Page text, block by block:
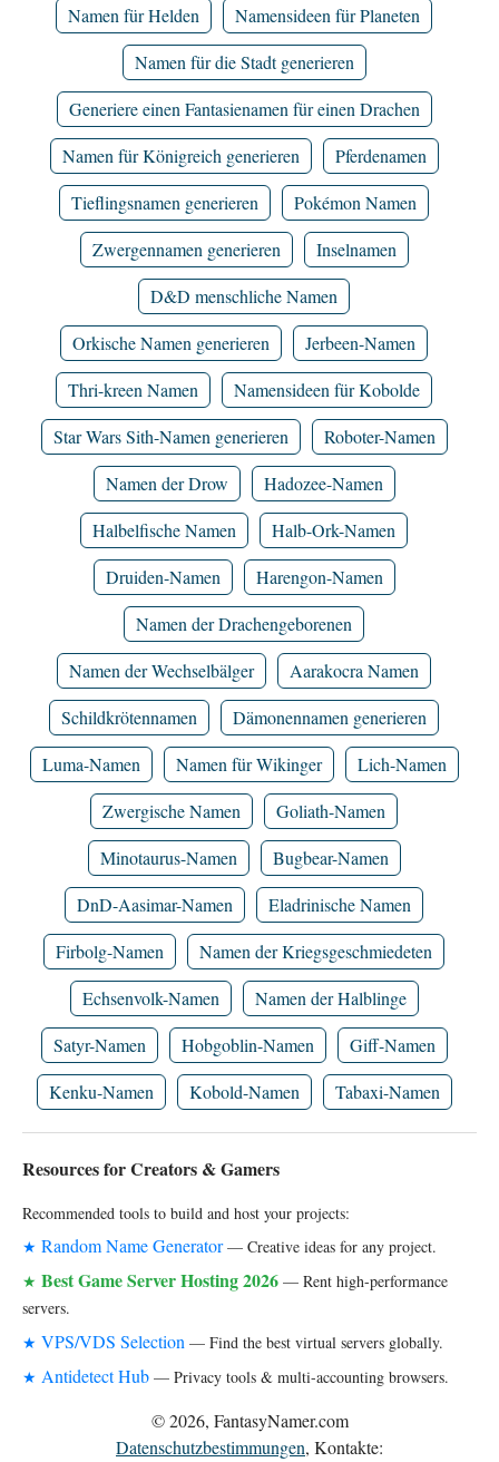
Namen für Helden
Namensideen für Planeten
Namen für die Stadt generieren
Generiere einen Fantasienamen für einen Drachen
Namen für Königreich generieren
Pferdenamen
Tieflingsnamen generieren
Pokémon Namen
Zwergennamen generieren
Inselnamen
D&D menschliche Namen
Orkische Namen generieren
Jerbeen-Namen
Thri-kreen Namen
Namensideen für Kobolde
Star Wars Sith-Namen generieren
Roboter-Namen
Namen der Drow
Hadozee-Namen
Halbelfische Namen
Halb-Ork-Namen
Druiden-Namen
Harengon-Namen
Namen der Drachengeborenen
Namen der Wechselbälger
Aarakocra Namen
Schildkrötennamen
Dämonennamen generieren
Luma-Namen
Namen für Wikinger
Lich-Namen
Zwergische Namen
Goliath-Namen
Minotaurus-Namen
Bugbear-Namen
DnD-Aasimar-Namen
Eladrinische Namen
Firbolg-Namen
Namen der Kriegsgeschmiedeten
Echsenvolk-Namen
Namen der Halblinge
Satyr-Namen
Hobgoblin-Namen
Giff-Namen
Kenku-Namen
Kobold-Namen Tabaxi-Namen
Resources for Creators & Gamers
Recommended tools to build and host your projects:
★ Random Name Generator— Creative ideas for any project.
★ Best Game Server Hosting 2026 — Rent high-performance
servers.
★ VPS/VDS Selection — Find the best virtual servers globally.
★ Antidetect Hub — Privacy tools & multi-accounting browsers.
© 2026, FantasyNamer.com
Datenschutzbestimmungen, Kontakte: